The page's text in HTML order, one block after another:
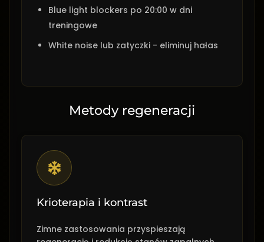
Blue light blockers po 20:00 w dni
treningowe
White noise lub zatyczki - eliminuj hałas
Metody regeneracji
Krioterapia i kontrast
Zimne zastosowania przyspieszają